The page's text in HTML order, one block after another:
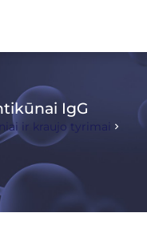
IgG
ir kraujo tyrimai